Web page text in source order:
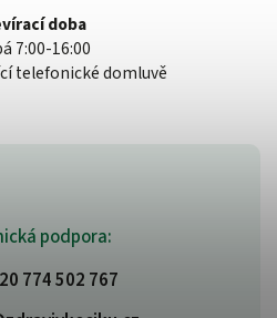
podpora:
774 502 767
doba
7:00-16:00
telefonické domluvě